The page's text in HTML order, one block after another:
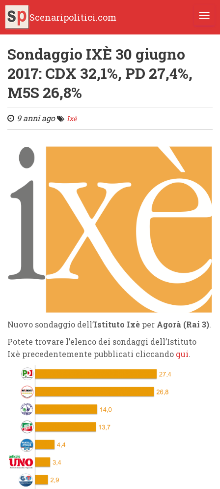
Scenaripolitici.com
Sondaggio IXÈ 30 giugno
2017: CDX 32,1%, PD 27,4%,
M5S 26,8%
9 anni ago Ixè
Nuovo sondaggio dell’Istituto Ixè per Agorà (Rai 3).
Potete trovare l’elenco dei sondaggi dell’Istituto
Ixè precedentemente pubblicati cliccando qui.